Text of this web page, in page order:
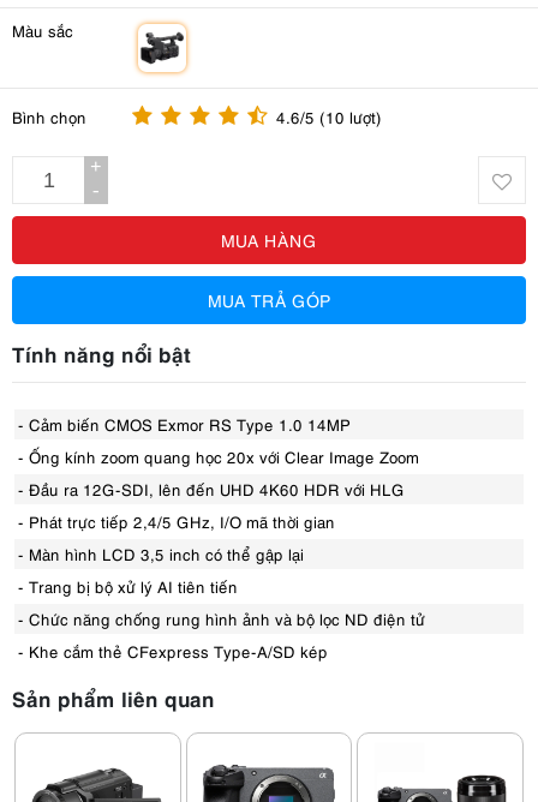
Màu sắc
Bình chọn 4.6/5 (10 lượt)
+
-
MUA HÀNG
MUA TRẢ GÓP
Tính năng nổi bật
- Cảm biến CMOS Exmor RS Type 1.0 14MP
- Ống kính zoom quang học 20x với Clear Image Zoom
- Đầu ra 12G-SDI, lên đến UHD 4K60 HDR với HLG
- Phát trực tiếp 2,4/5 GHz, I/O mã thời gian
- Màn hình LCD 3,5 inch có thể gập lại
- Trang bị bộ xử lý AI tiên tiến
- Chức năng chống rung hình ảnh và bộ lọc ND điện tử
- Khe cắm thẻ CFexpress Type-A/SD kép
Sản phẩm liên quan